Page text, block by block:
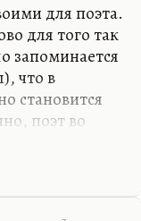
для поэта.
для того так
запоминается
что в
становится
поэт во
бывших
Потому что